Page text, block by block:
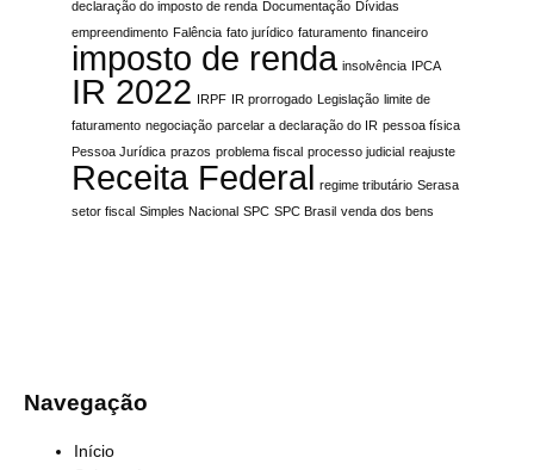
declaração do imposto de renda Documentação Dívidas
empreendimento Falência fato jurídico faturamento financeiro
imposto de renda insolvência IPCA
IR 2022 IRPF IR prorrogado Legislação limite de
faturamento negociação parcelar a declaração do IR pessoa física
Pessoa Jurídica prazos problema fiscal processo judicial reajuste
Receita Federal regime tributário Serasa
setor fiscal Simples Nacional SPC SPC Brasil venda dos bens
Navegação
Início